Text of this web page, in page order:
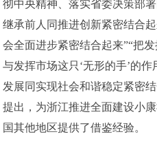
彻中央精神、落实省委决策部
继承前人同推进创新紧密结合
会全面进步紧密结合起来”“把
与发挥市场这只‘无形的手’的
发展同实现社会和谐稳定紧密
提出，为浙江推进全面建设小
国其他地区提供了借鉴经验。